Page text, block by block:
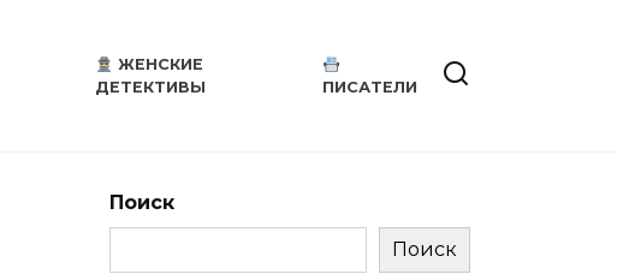
ЖЕНСКИЕ
ДЕТЕКТИВЫ
ПИСАТЕЛИ
Поиск
Поиск